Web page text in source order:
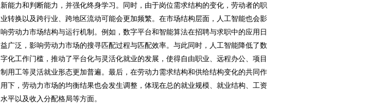
新能力和判断能力，并强化终身学习。同时，由于岗位需求结构的变化，劳动者的职
业转换以及跨行业、跨地区流动可能会更加频繁。在市场结构层面，人工智能也会影
响劳动力市场结构与运行机制。例如，数字平台和智能算法在招聘与求职中的应用日
益广泛，影响劳动力市场的搜寻匹配过程与匹配效率。与此同时，人工智能降低了数
字化工作门槛，推动了平台化与灵活化就业的发展，使得自由职业、远程办公、项目
制用工等灵活就业形态更加普遍。最后，在劳动力需求结构和供给结构变化的共同作
用下，劳动力市场的均衡结果也会发生调整，体现在总的就业规模、就业结构、工资
水平以及收入分配格局等方面。